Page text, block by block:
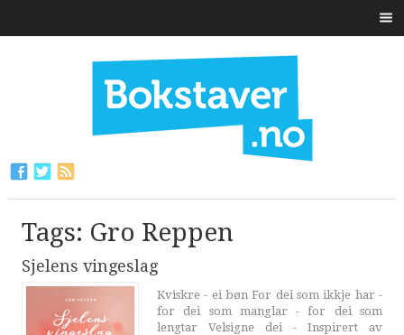
Tags: Gro Reppen
Sjelens vingeslag
Kviskre - ei bøn For dei som ikkje har -
for dei som manglar - for dei som
lengtar Velsigne dei - Inspirert av